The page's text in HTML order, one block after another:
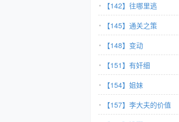
【142】往哪里逃
【145】通关之策
【148】变动
【151】有奸细
【154】姐妹
【157】李大夫的价值